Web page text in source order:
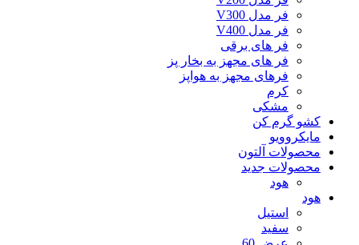
فر مدل V300
فر مدل V400
فر های برقی
فر های مجهز به بخار پز
فرهای مجهز به هواپز
کرم
مشکی
کشو گرم کن
مایکروویو
محصولات آلتون
محصولات جدید
هود
هود
استیل
سفید